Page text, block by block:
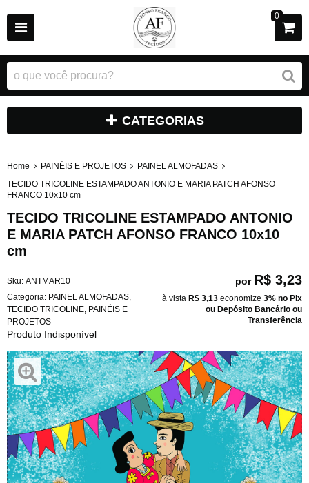
0
CATEGORIAS
Home PAINÉIS E PROJETOS
PAINEL ALMOFADAS
TECIDO TRICOLINE ESTAMPADO ANTONIO E MARIA PATCH AFONSO
FRANCO 10x10 cm
TECIDO TRICOLINE ESTAMPADO ANTONIO
E MARIA PATCH AFONSO FRANCO 10x10
cm
Sku: ANTMAR10
Categoria: PAINEL ALMOFADAS
TECIDO TRICOLINE PAINÉIS E
PROJETOS
Produto Indisponível
por R$ 3,23
à vista R$ 3,13 economize 3% no Pix
ou Depósito Bancário ou
Transferência